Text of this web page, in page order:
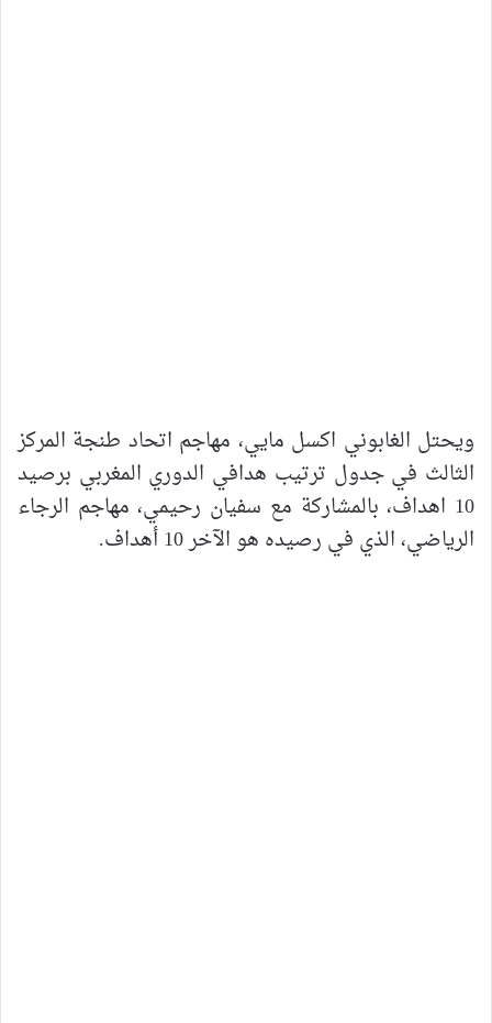
ويحتل الغابوني اكسل مايي، مهاجم اتحاد طنجة المركز
الثالث في جدول ترتيب هدافي الدوري المغربي برصيد
10 اهداف، بالمشاركة مع سفيان رحيمي، مهاجم الرجاء
الرياضي، الذي في رصيده هو الآخر 10 أهداف.